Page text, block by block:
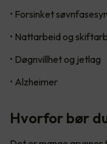
• Forsinket
• Nattarbeid og
• Døgnvillhet og jetlag
• Alzheimer
Hvorfor bør